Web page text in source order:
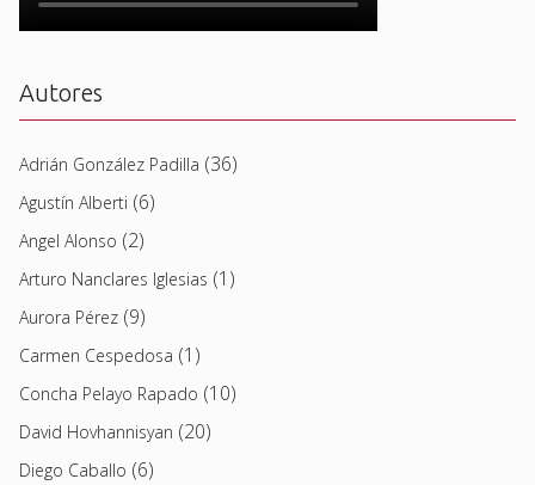
Autores
Adrián González Padilla (36)
Agustín Alberti (6)
Angel Alonso (2)
Arturo Nanclares Iglesias (1)
Aurora Pérez (9)
Carmen Cespedosa (1)
Concha Pelayo Rapado (10)
David Hovhannisyan (20)
Diego Caballo (6)